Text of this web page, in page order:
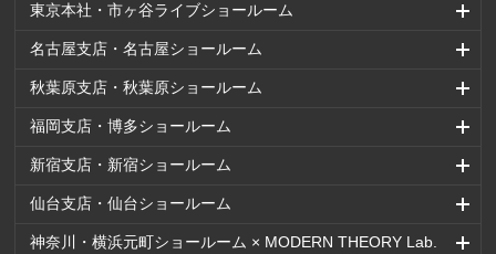
東京本社・市ヶ谷ライブショールーム
名古屋支店・名古屋ショールーム
秋葉原支店・秋葉原ショールーム
福岡支店・博多ショールーム
新宿支店・新宿ショールーム
仙台支店・仙台ショールーム
神奈川・横浜元町ショールーム × MODERN THEORY Lab.